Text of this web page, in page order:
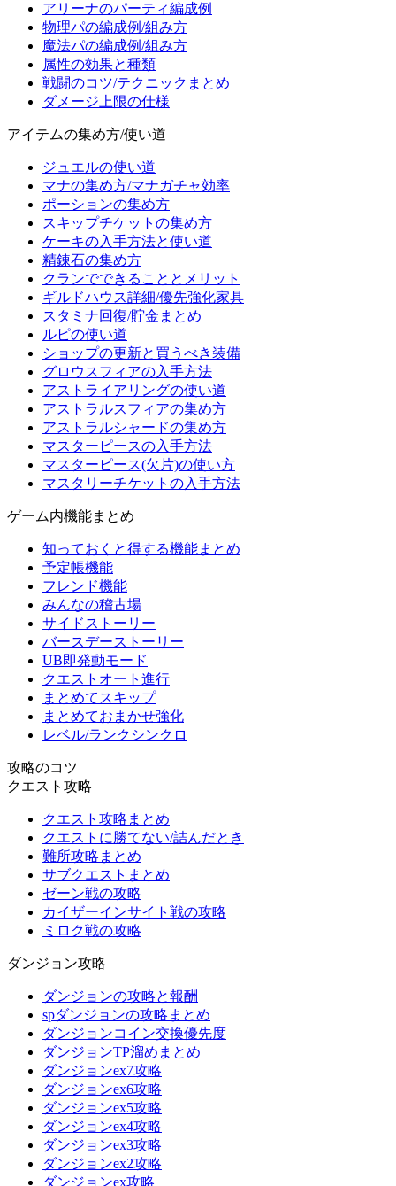
アリーナのパーティ編成例
物理パの編成例/組み方
魔法パの編成例/組み方
属性の効果と種類
戦闘のコツ/テクニックまとめ
ダメージ上限の仕様
アイテムの集め方/使い道
ジュエルの使い道
マナの集め方/マナガチャ効率
ポーションの集め方
スキップチケットの集め方
ケーキの入手方法と使い道
精錬石の集め方
クランでできることとメリット
ギルドハウス詳細/優先強化家具
スタミナ回復/貯金まとめ
ルピの使い道
ショップの更新と買うべき装備
グロウスフィアの入手方法
アストライアリングの使い道
アストラルスフィアの集め方
アストラルシャードの集め方
マスターピースの入手方法
マスターピース(欠片)の使い方
マスタリーチケットの入手方法
ゲーム内機能まとめ
知っておくと得する機能まとめ
予定帳機能
フレンド機能
みんなの稽古場
サイドストーリー
バースデーストーリー
UB即発動モード
クエストオート進行
まとめてスキップ
まとめておまかせ強化
レベル/ランクシンクロ
攻略のコツ
クエスト攻略
クエスト攻略まとめ
クエストに勝てない/詰んだとき
難所攻略まとめ
サブクエストまとめ
ゼーン戦の攻略
カイザーインサイト戦の攻略
ミロク戦の攻略
ダンジョン攻略
ダンジョンの攻略と報酬
spダンジョンの攻略まとめ
ダンジョンコイン交換優先度
ダンジョンTP溜めまとめ
ダンジョンex7攻略
ダンジョンex6攻略
ダンジョンex5攻略
ダンジョンex4攻略
ダンジョンex3攻略
ダンジョンex2攻略
ダンジョンex攻略